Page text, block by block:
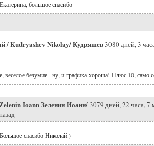
Екатерина, большое спасибо
/ Kudryashev Nikolay/ Кудряшев3080 дней, 3
веселое безумие - ну, и графика хороша! Плюс 10, само
Ioann Зеленин Иоанн/3079 дней, 22 часа, 7
Большое спасибо Николай )